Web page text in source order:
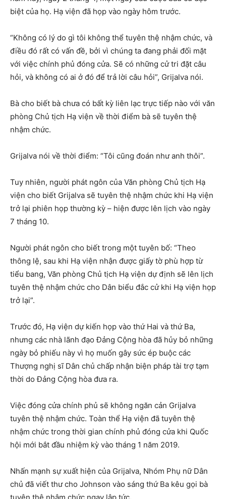
biệt của họ. Hạ viện đã họp vào ngày hôm trước.
“Không có lý do gì tôi không thể tuyên thệ nhậm chức, và
điều đó rất có vấn đề, bởi vì chúng ta đang phải đối mặt
với việc chính phủ đóng cửa. Sẽ có những cử tri đặt câu
hỏi, và không có ai ở đó để trả lời câu hỏi”, Grijalva nói.
Bà cho biết bà chưa có bất kỳ liên lạc trực tiếp nào với văn
phòng Chủ tịch Hạ viện về thời điểm bà sẽ tuyên thệ
nhậm chức.
Grijalva nói về thời điểm: “Tôi cũng đoán như anh thôi”.
Tuy nhiên, người phát ngôn của Văn phòng Chủ tịch Hạ
viện cho biết Grijalva sẽ tuyên thệ nhậm chức khi Hạ viện
trở lại phiên họp thường kỳ – hiện được lên lịch vào ngày
7 tháng 10.
Người phát ngôn cho biết trong một tuyên bố: “Theo
thông lệ, sau khi Hạ viện nhận được giấy tờ phù hợp từ
tiểu bang, Văn phòng Chủ tịch Hạ viện dự định sẽ lên lịch
tuyên thệ nhậm chức cho Dân biểu đắc cử khi Hạ viện họp
trở lại”.
Trước đó, Hạ viện dự kiến ​​họp vào thứ Hai và thứ Ba,
nhưng các nhà lãnh đạo Đảng Cộng hòa đã hủy bỏ những
ngày bỏ phiếu này vì họ muốn gây sức ép buộc các
Thượng nghị sĩ Dân chủ chấp nhận biện pháp tài trợ tạm
thời do Đảng Cộng hòa đưa ra.
Việc đóng cửa chính phủ sẽ không ngăn cản Grijalva
tuyên thệ nhậm chức. Toàn thể Hạ viện đã tuyên thệ
nhậm chức trong thời gian chính phủ đóng cửa khi Quốc
hội mới bắt đầu nhiệm kỳ vào tháng 1 năm 2019.
Nhấn mạnh sự xuất hiện của Grijalva, Nhóm Phụ nữ Dân
chủ đã viết thư cho Johnson vào sáng thứ Ba kêu gọi bà